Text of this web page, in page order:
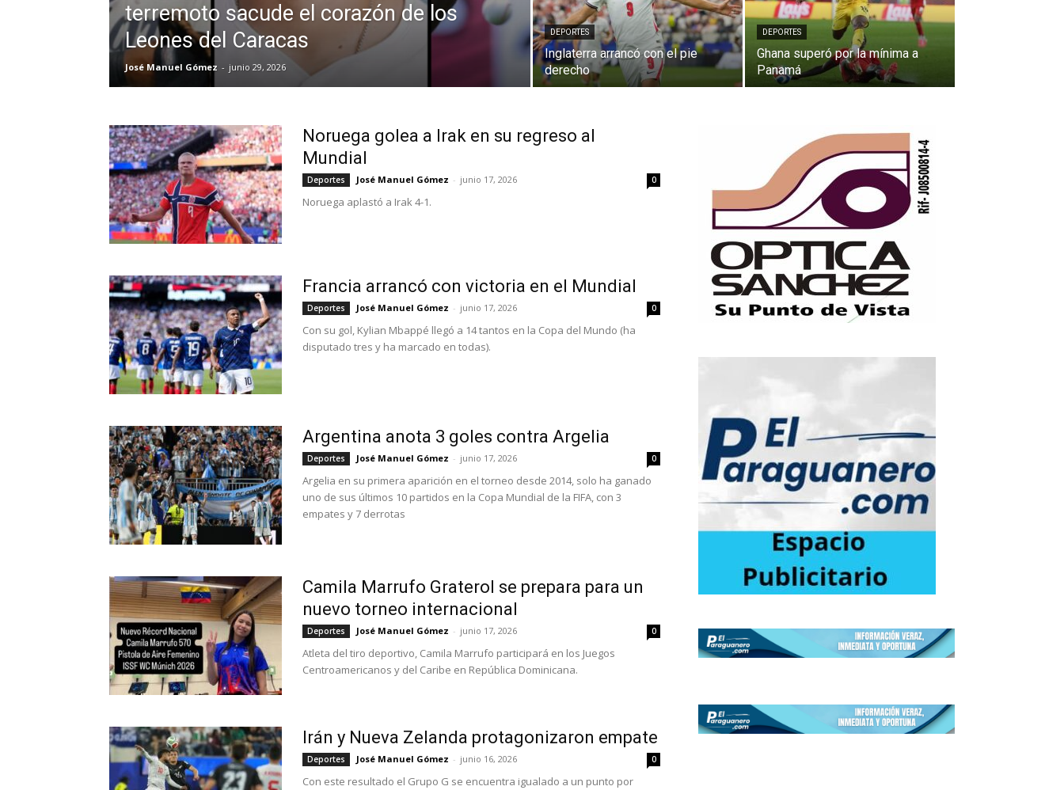
terremoto sacude el corazón de los
Leones del Caracas
José Manuel Gómez - junio 29, 2026
DEPORTES
Inglaterra arrancó con el pie
derecho
DEPORTES
Ghana superó por la mínima a
Panamá
Noruega golea a Irak en su regreso al
Mundial
Deportes José Manuel Gómez - junio 17, 2026 0
Noruega aplastó a Irak 4-1.
Francia arrancó con victoria en el Mundial
Deportes José Manuel Gómez - junio 17, 2026 0
Con su gol, Kylian Mbappé llegó a 14 tantos en la Copa del Mundo (ha
disputado tres y ha marcado en todas).
Argentina anota 3 goles contra Argelia
Deportes José Manuel Gómez - junio 17, 2026 0
Argelia en su primera aparición en el torneo desde 2014, solo ha ganado
uno de sus últimos 10 partidos en la Copa Mundial de la FIFA, con 3
empates y 7 derrotas
Camila Marrufo Graterol se prepara para un
nuevo torneo internacional
Deportes José Manuel Gómez - junio 17, 2026 0
Atleta del tiro deportivo, Camila Marrufo participará en los Juegos
Centroamericanos y del Caribe en República Dominicana.
Irán y Nueva Zelanda protagonizaron empate
Deportes José Manuel Gómez - junio 16, 2026 0
Con este resultado el Grupo G se encuentra igualado a un punto por